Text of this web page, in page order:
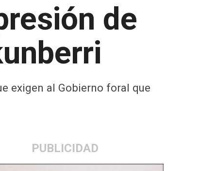
de
exigen al Gobierno foral que
PUBLICIDAD